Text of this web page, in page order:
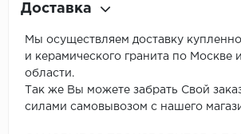
Доставка
Мы осуществляем доставку
и керамического гранита по Москве
области.
Так же Вы можете забрать Свой
силами самовывозом с нашего